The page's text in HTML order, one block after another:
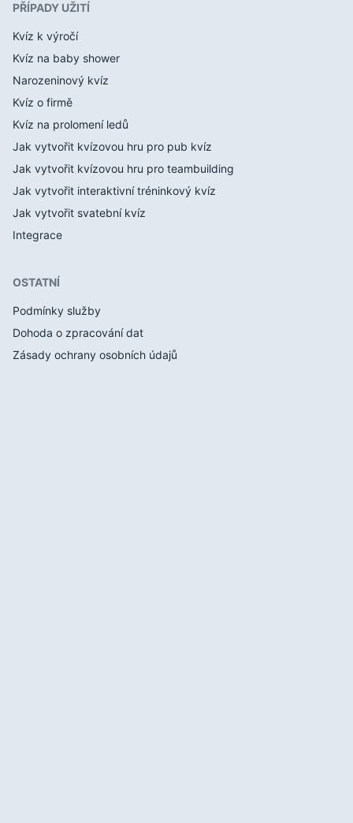
PŘÍPADY UŽITÍ
Kvíz k výročí
Kvíz na baby shower
Narozeninový kvíz
Kvíz o firmě
Kvíz na prolomení ledů
Jak vytvořit kvízovou hru pro pub kvíz
Jak vytvořit kvízovou hru pro teambuilding
Jak vytvořit interaktivní tréninkový kvíz
Jak vytvořit svatební kvíz
Integrace
OSTATNÍ
Podmínky služby
Dohoda o zpracování dat
Zásady ochrany osobních údajů